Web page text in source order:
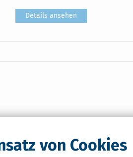
von Cookies
Details ansehen